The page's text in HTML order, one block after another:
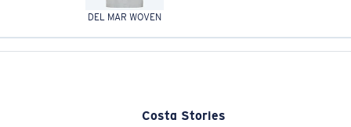
DEL MAR WOVEN
Costa Stories